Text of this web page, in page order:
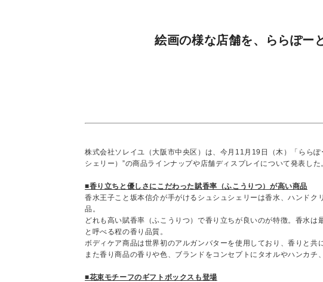
絵画の様な店舗を、ららぽー
株式会社ソレイユ（大阪市中央区）は、今月11月19日（木）「らら
シェリー）”の商品ラインナップや店舗ディスプレイについて発表した
■香り立ちと優しさにこだわった賦香率（ふこうりつ）が高い商品
香水王子こと坂本信介が手がけるシュシュシェリーは香水、ハンド
品。
どれも高い賦香率（ふこうりつ）で香り立ちが良いのが特徴。香水
と呼べる程の香り品質。
ボディケア商品は世界初のアルガンバターを使用しており、香りと共
また香り商品の香りや色、ブランドをコンセプトにタオルやハンカチ
■花束モチーフのギフトボックスも登場